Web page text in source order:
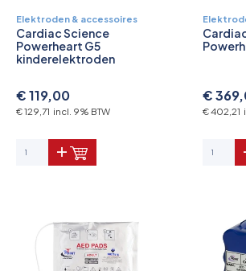
Elektroden & accessoires
Cardiac Science
Powerheart G5
kinderelektroden
€ 119,00
€ 129,71 incl. 9% BTW
€
€ 402,21